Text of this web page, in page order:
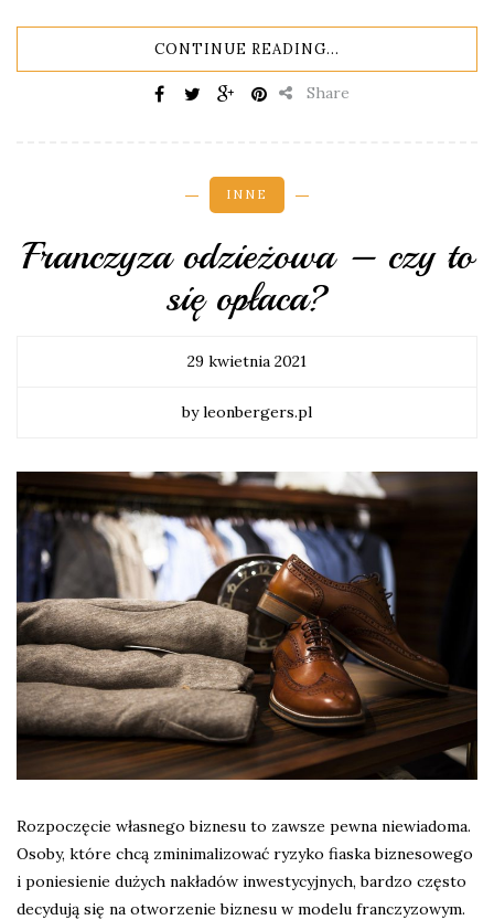
CONTINUE READING...
Share
INNE
Franczyza odzieżowa – czy to
się opłaca?
29 kwietnia 2021
by leonbergers.pl
Rozpoczęcie własnego biznesu to zawsze pewna niewiadoma.
Osoby, które chcą zminimalizować ryzyko fiaska biznesowego
i poniesienie dużych nakładów inwestycyjnych, bardzo często
decydują się na otworzenie biznesu w modelu franczyzowym.